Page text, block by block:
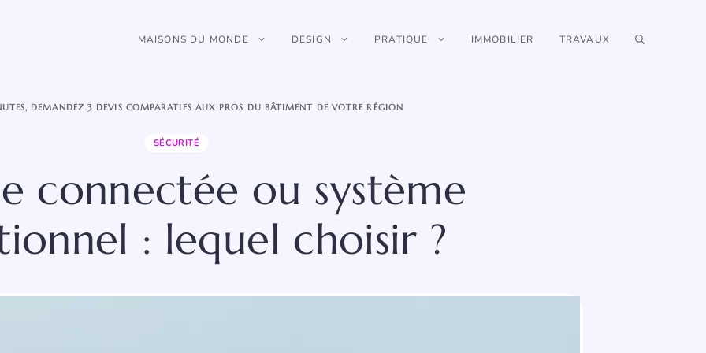
MAISONS DU MONDE DESIGN PRATIQUE IMMOBILIER TRAVAUX
DEMANDEZ 3 DEVIS COMPARATIFS AUX PROS DU BÂTIMENT DE VOTRE RÉGION
SÉCURITÉ
connectée ou système
: lequel choisir ?